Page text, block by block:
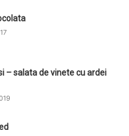
– salata de vinete cu ardei